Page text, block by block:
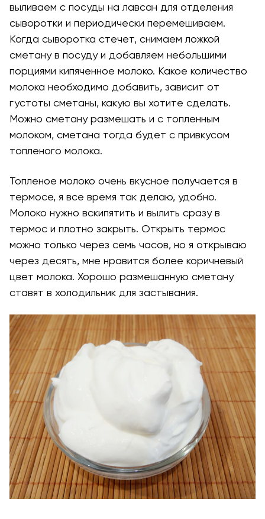
выливаем с посуды на лавсан для отделения
сыворотки и периодически перемешиваем.
Когда сыворотка стечет, снимаем ложкой
сметану в посуду и добавляем небольшими
порциями кипяченное молоко. Какое количество
молока необходимо добавить, зависит от
густоты сметаны, какую вы хотите сделать.
Можно сметану размешать и с топленным
молоком, сметана тогда будет с привкусом
топленого молока.
Топленое молоко очень вкусное получается в
термосе, я все время так делаю, удобно.
Молоко нужно вскипятить и вылить сразу в
термос и плотно закрыть. Открыть термос
можно только через семь часов, но я открываю
через десять, мне нравится более коричневый
цвет молока. Хорошо размешанную сметану
ставят в холодильник для застывания.